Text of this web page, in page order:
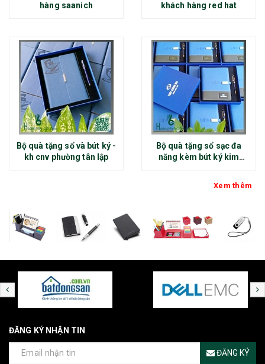
hàng saanich
khách hàng red hat
Bộ quà tặng sổ và bút ký -
kh cnv phường tân lập
Bộ quà tặng sổ sạc đa
năng kèm bút ký kim
Xem thêm
ĐĂNG KÝ NHẬN TIN
ĐĂNG KÝ